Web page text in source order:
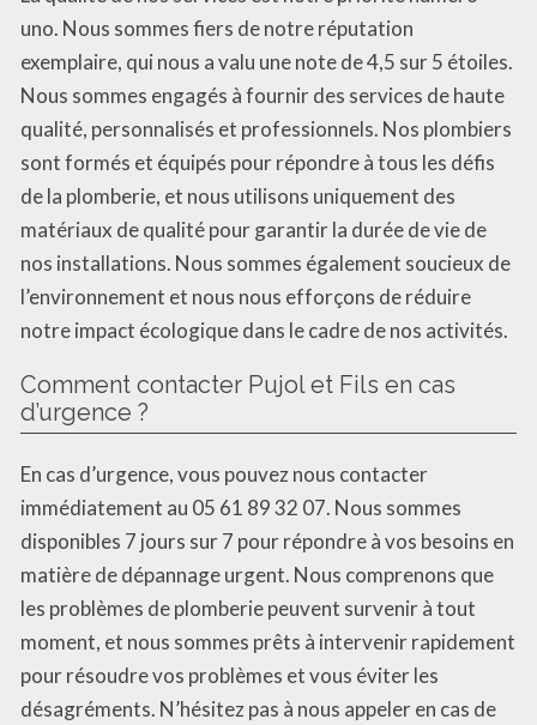
uno. Nous sommes fiers de notre réputation
exemplaire, qui nous a valu une note de 4,5 sur 5 étoiles.
Nous sommes engagés à fournir des services de haute
qualité, personnalisés et professionnels. Nos plombiers
sont formés et équipés pour répondre à tous les défis
de la plomberie, et nous utilisons uniquement des
matériaux de qualité pour garantir la durée de vie de
nos installations. Nous sommes également soucieux de
l’environnement et nous nous efforçons de réduire
notre impact écologique dans le cadre de nos activités.
Comment contacter Pujol et Fils en cas
d’urgence ?
En cas d’urgence, vous pouvez nous contacter
immédiatement au 05 61 89 32 07. Nous sommes
disponibles 7 jours sur 7 pour répondre à vos besoins en
matière de dépannage urgent. Nous comprenons que
les problèmes de plomberie peuvent survenir à tout
moment, et nous sommes prêts à intervenir rapidement
pour résoudre vos problèmes et vous éviter les
désagréments. N’hésitez pas à nous appeler en cas de